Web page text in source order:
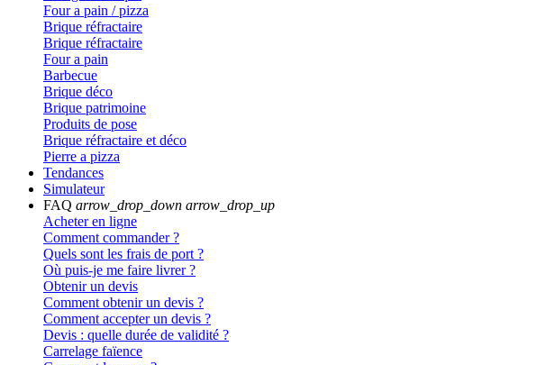
Four a pain / pizza
Brique réfractaire
Brique réfractaire
Four a pain
Barbecue
Brique déco
Brique patrimoine
Produits de pose
Brique réfractaire et déco
Pierre a pizza
Tendances
Simulateur
FAQ arrow_drop_down arrow_drop_up
Acheter en ligne
Comment commander ?
Quels sont les frais de port ?
Où puis-je me faire livrer ?
Obtenir un devis
Comment obtenir un devis ?
Comment accepter un devis ?
Devis : quelle durée de validité ?
Carrelage faïence